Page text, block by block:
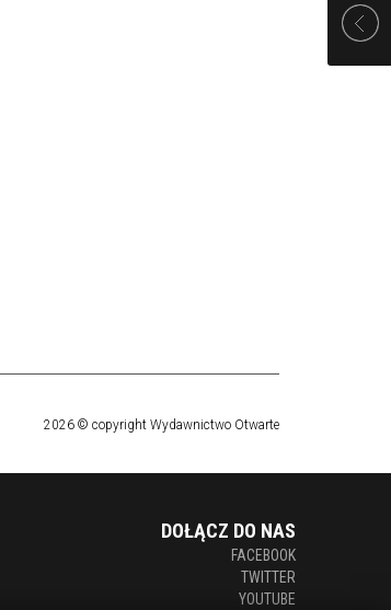
2026 © copyright Wydawnictwo Otwarte
DOŁĄCZ DO NAS
FACEBOOK
TWITTER
YOUTUBE